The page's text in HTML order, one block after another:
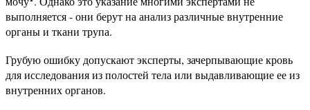
выполняется - они берут на анализ различные внутренние
органы и ткани трупа.
Грубую ошибку допускают эксперты, зачерпывающие кровь
для исследования из полостей тела или выдавливающие ее из
внутренних органов.